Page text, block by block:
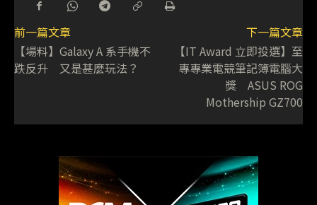
前一篇文章
【場料】Galaxy A 系手機不
跌反升 又是甚麼玩法？
下一篇文章
【IT Award 立即投選】至
專專業電競筆記簿電腦大
獎 ASUS ROG
Mothership GZ700